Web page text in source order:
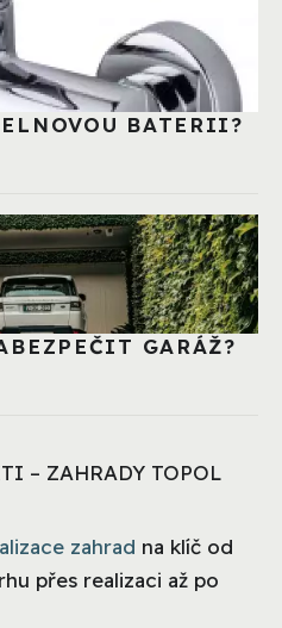
BATERII?
GARÁŽ?
– ZAHRADY TOPOL
zahrad na klíč od
přes realizaci až po